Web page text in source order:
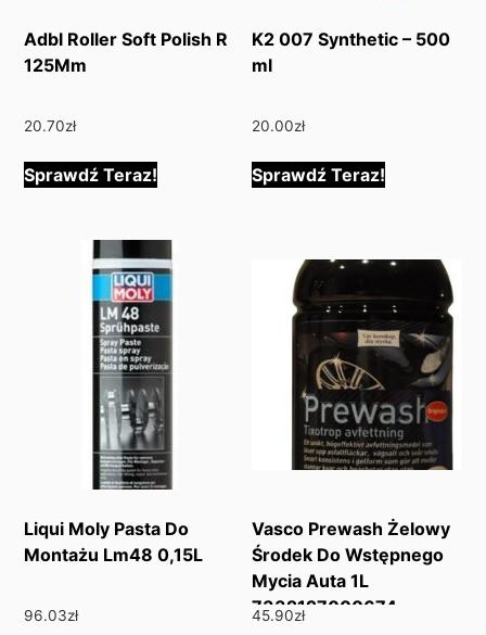
Adbl Roller Soft Polish R
125Mm
20.70zł
Sprawdź Teraz!
K2 007 Synthetic – 500
ml
20.00zł
Sprawdź Teraz!
Liqui Moly Pasta Do
Montażu Lm48 0,15L
96.03zł
Vasco Prewash Żelowy
Środek Do Wstępnego
Mycia Auta 1L
7332127000674
45.90zł